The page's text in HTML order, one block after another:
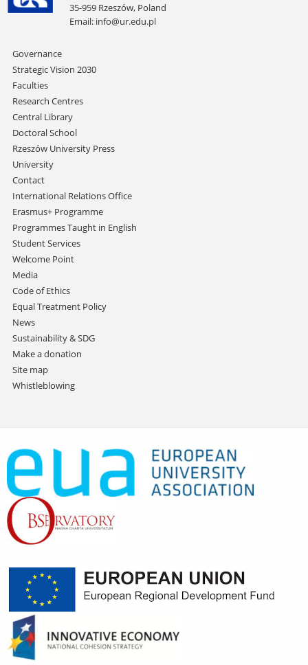
35-959 Rzeszów, Poland
Email: info@ur.edu.pl
Skip
navigation
Governance
Strategic Vision 2030
Faculties
Research Centres
Central Library
Doctoral School
Rzeszów University Press
University
Contact
International Relations Office
Erasmus+ Programme
Programmes Taught in English
Student Services
Welcome Point
Media
Code of Ethics
Equal Treatment Policy
News
Sustainability & SDG
Make a donation
Site map
Whistleblowing